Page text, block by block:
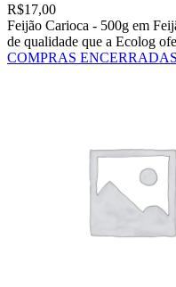
R$17,00
Feijão Carioca - 500g em
de qualidade que a Ecolog
COMPRAS ENCERRADAS